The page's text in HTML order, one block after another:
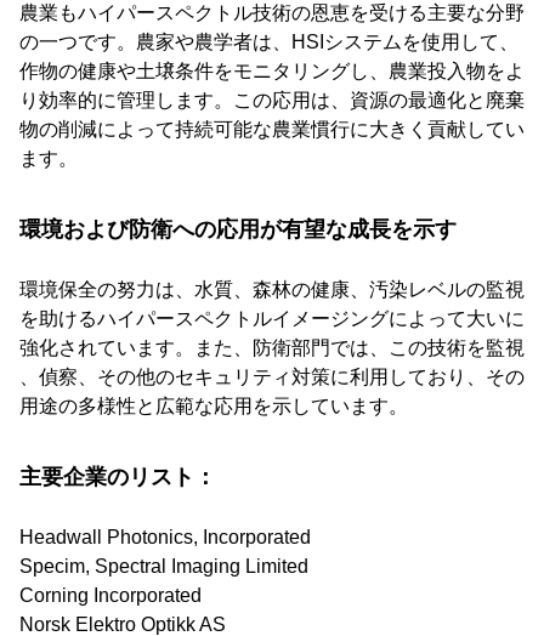
農業もハイパースペクトル技術の恩恵を受ける主要な分野
の一つです。農家や農学者は、HSIシステムを使用して、
作物の健康や土壌条件をモニタリングし、農業投入物をよ
り効率的に管理します。この応用は、資源の最適化と廃棄
物の削減によって持続可能な農業慣行に大きく貢献してい
ます。
環境および防衛への応用が有望な成長を示す
環境保全の努力は、水質、森林の健康、汚染レベルの監視
を助けるハイパースペクトルイメージングによって大いに
強化されています。また、防衛部門では、この技術を監視
、偵察、その他のセキュリティ対策に利用しており、その
用途の多様性と広範な応用を示しています。
主要企業のリスト：
Headwall Photonics, Incorporated
Specim, Spectral Imaging Limited
Corning Incorporated
Norsk Elektro Optikk AS